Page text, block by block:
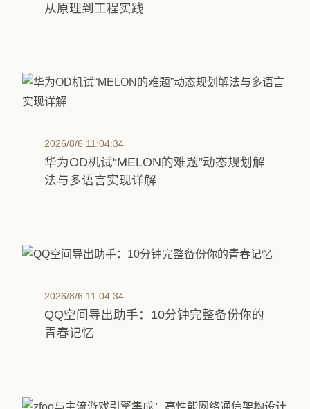
从原理到工程实践
2026/8/6 11:04:34
华为OD机试“MELON的难题”动态规划解
法与多语言实现详解
2026/8/6 11:04:34
QQ空间导出助手：10分钟完整备份你的
青春记忆